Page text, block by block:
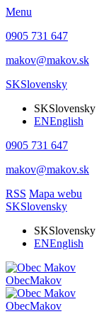
Menu
0905 731 647
makov@makov.sk
SKSlovensky
SKSlovensky
ENEnglish
0905 731 647
makov@makov.sk
RSS Mapa webu
SKSlovensky
SKSlovensky
ENEnglish
ObecMakov
ObecMakov